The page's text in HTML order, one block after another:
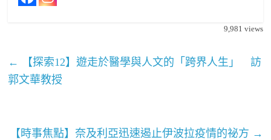
9,981 views
←
【探索12】遊走於醫學與人文的「跨界人生」 訪
郭文華教授
【時事焦點】奈及利亞迅速遏止伊波拉疫情的祕方 →